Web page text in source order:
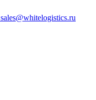
sales@whitelogistics.ru